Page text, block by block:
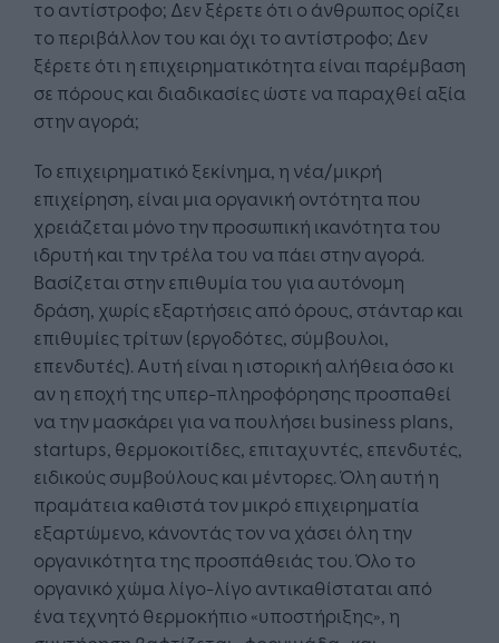
το αντίστροφο; Δεν ξέρετε ότι ο άνθρωπος ορίζει
το περιβάλλον του και όχι το αντίστροφο; Δεν
ξέρετε ότι η επιχειρηματικότητα είναι παρέμβαση
σε πόρους και διαδικασίες ώστε να παραχθεί αξία
στην αγορά;
Το επιχειρηματικό ξεκίνημα, η νέα/μικρή
επιχείρηση, είναι μια οργανική οντότητα που
χρειάζεται μόνο την προσωπική ικανότητα του
ιδρυτή και την τρέλα του να πάει στην αγορά.
Βασίζεται στην επιθυμία του για αυτόνομη
δράση, χωρίς εξαρτήσεις από όρους, στάνταρ και
επιθυμίες τρίτων (εργοδότες, σύμβουλοι,
επενδυτές). Αυτή είναι η ιστορική αλήθεια όσο κι
αν η εποχή της υπερ-πληροφόρησης προσπαθεί
να την μασκάρει για να πουλήσει business plans,
startups, θερμοκοιτίδες, επιταχυντές, επενδυτές,
ειδικούς συμβούλους και μέντορες. Όλη αυτή η
πραμάτεια καθιστά τον μικρό επιχειρηματία
εξαρτώμενο, κάνοντάς τον να χάσει όλη την
οργανικότητα της προσπάθειάς του. Όλο το
οργανικό χώμα λίγο-λίγο αντικαθίσταται από
ένα τεχνητό θερμοκήπιο «υποστήριξης», η